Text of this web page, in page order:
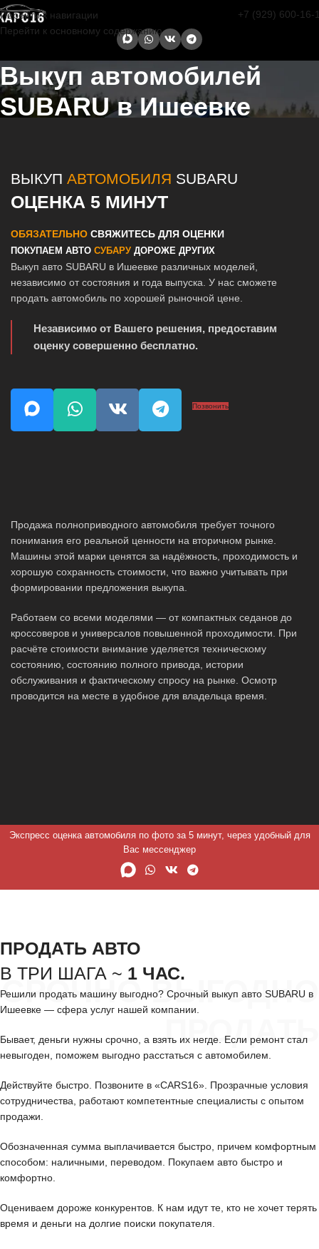
Перейти к навигации
Перейти к основному содержанию
+7 (929) 600-16-
Выкуп автомобилей
SUBARU в Ишеевке
ВЫКУП АВТОМОБИЛЯ SUBARU
ОЦЕНКА 5 МИНУТ
ОБЯЗАТЕЛЬНО СВЯЖИТЕСЬ ДЛЯ ОЦЕНКИ
ПОКУПАЕМ АВТО СУБАРУ ДОРОЖЕ ДРУГИХ
Выкуп авто SUBARU в Ишеевке различных моделей,
независимо от состояния и года выпуска. У нас сможете
продать автомобиль по хорошей рыночной цене.
Независимо от Вашего решения, предоставим
оценку совершенно бесплатно.
Позвонить
Продажа полноприводного автомобиля требует точного
понимания его реальной ценности на вторичном рынке.
Машины этой марки ценятся за надёжность, проходимость и
хорошую сохранность стоимости, что важно учитывать при
формировании предложения выкупа.
Работаем со всеми моделями — от компактных седанов до
кроссоверов и универсалов повышенной проходимости. При
расчёте стоимости внимание уделяется техническому
состоянию, состоянию полного привода, истории
обслуживания и фактическому спросу на рынке. Осмотр
проводится на месте в удобное для владельца время.
Экспресс оценка автомобиля по фото за 5 минут, через удобный для
Вас мессенджер
СРОЧНО ВЫГОДНО
ПРОДАТЬ
ПРОДАТЬ АВТО
В ТРИ ШАГА ~ 1 ЧАС.
Решили продать машину выгодно? Срочный выкуп авто SUBARU в
Ишеевке — сфера услуг нашей компании.
Бывает, деньги нужны срочно, а взять их негде. Если ремонт стал
невыгоден, поможем выгодно расстаться с автомобилем.
Действуйте быстро. Позвоните в «CARS16». Прозрачные условия
сотрудничества, работают компетентные специалисты с опытом
продажи.
Обозначенная сумма выплачивается быстро, причем комфортным
способом: наличными, переводом. Покупаем авто быстро и
комфортно.
Оцениваем дороже конкурентов. К нам идут те, кто не хочет терять
время и деньги на долгие поиски покупателя.